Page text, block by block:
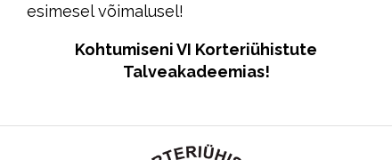
esimesel võimalusel!
Kohtumiseni VI Korteriühistute
Talveakadeemias!